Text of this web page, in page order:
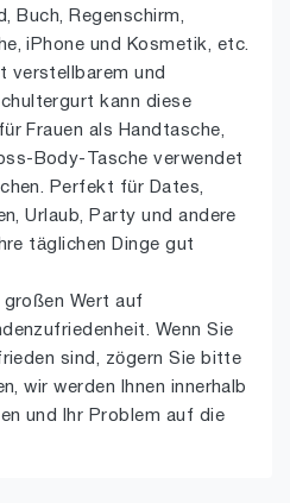
Buch, Regenschirm,
iPhone und Kosmetik, etc.
verstellbarem und
kann diese
Frauen als Handtasche,
Body-Tasche verwendet
Perfekt für Dates,
Urlaub, Party und andere
täglichen Dinge gut
großen Wert auf
Wenn Sie
sind, zögern Sie bitte
wir werden Ihnen innerhalb
und Ihr Problem auf die